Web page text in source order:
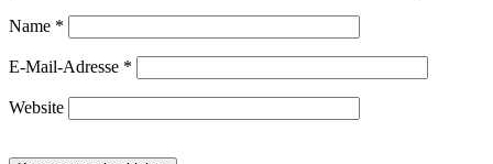
Name *
E-Mail-Adresse *
Website